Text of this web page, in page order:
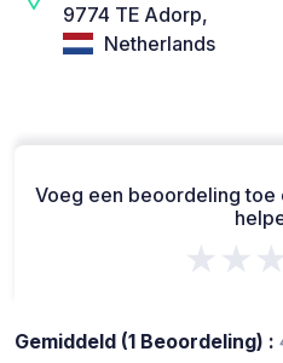
9774 TE Adorp,
Netherlands
Voeg een beoordeling
Gemiddeld (1 Beoordeling) :